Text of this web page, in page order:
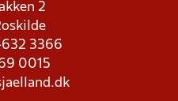
2
3366
0015